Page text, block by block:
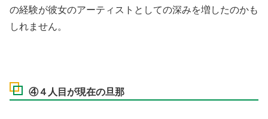
の経験が彼女のアーティストとしての深みを増したのかも
しれません。
④４人目が現在の旦那